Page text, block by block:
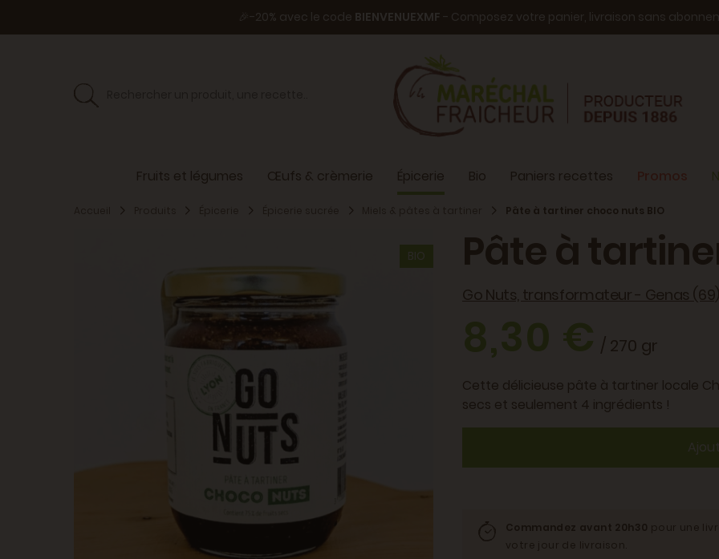
🎉-20% avec le code BIENVENUEXMF - Composez votre panier, livraison sans
Fruits et légumes Œufs & crèmerie Épicerie Bio Paniers recettes
Pâte à tartiner choco nuts BIO
BIO Pâte à
Go Nuts, transformateur - Genas (69)
8,30 €/ 270 gr
Cette délicieuse pâte à tartiner locale
secs et seulement 4 ingrédients !